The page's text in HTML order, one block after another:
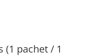
pachet / 1